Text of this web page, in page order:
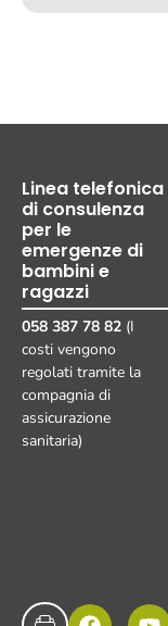
Linea telefonica
di consulenza
per le
emergenze di
bambini e
ragazzi
058 387 78 82 (I
costi vengono
regolati tramite la
compagnia di
assicurazione
sanitaria)